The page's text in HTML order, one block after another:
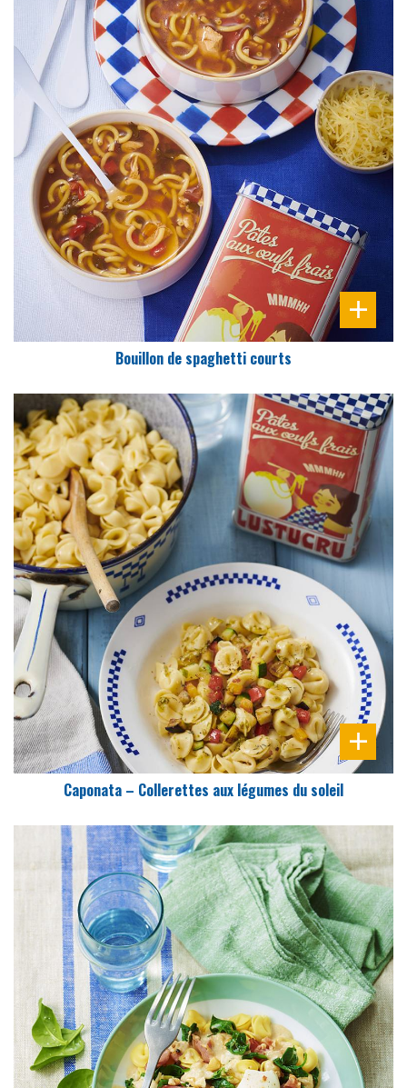
DIFFICULTÉ
PRÉPARATION
10 Min
Bouillon de spaghetti courts
DIFFICULTÉ
PRÉPARATION
25 Min
Caponata – Collerettes aux légumes du soleil
DIFFICULTÉ
PRÉPARATION
20 Min